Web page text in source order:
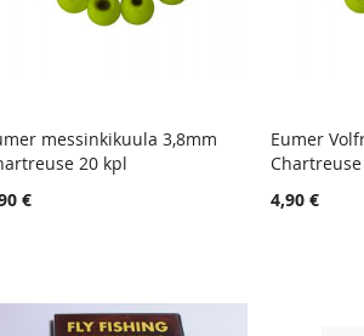
Lisää ostoskoriin TOIVELISTA
LISÄÄ
messinkikuula 3,8mm
20 kpl
€
Lisää
Eumer
4,90 €